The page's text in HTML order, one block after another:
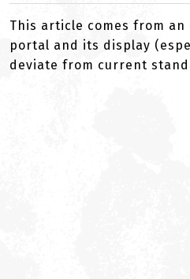
This article comes from
portal and its display
deviate from current